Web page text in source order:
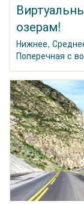
озерам!
Нижнее,
Поперечная с